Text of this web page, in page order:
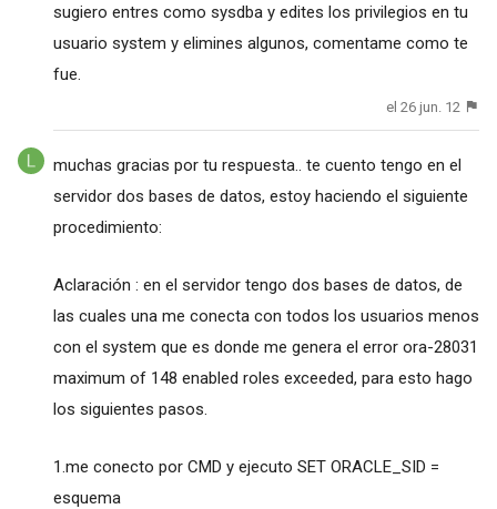
sugiero entres como sysdba y edites los privilegios en tu
usuario system y elimines algunos, comentame como te
fue.
el 26 jun. 12
muchas gracias por tu respuesta.. te cuento tengo en el
servidor dos bases de datos, estoy haciendo el siguiente
procedimiento:
Aclaración : en el servidor tengo dos bases de datos, de
las cuales una me conecta con todos los usuarios menos
con el system que es donde me genera el error ora-28031
maximum of 148 enabled roles exceeded, para esto hago
los siguientes pasos.
1.me conecto por CMD y ejecuto SET ORACLE_SID =
esquema